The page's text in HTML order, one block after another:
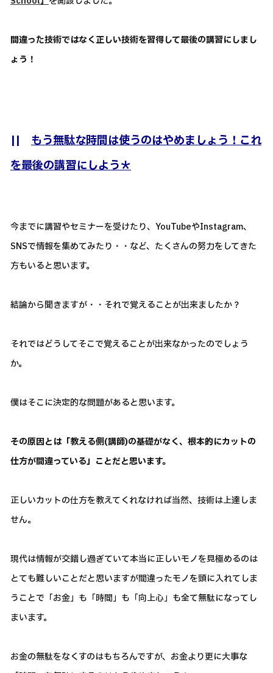
間違った技術ではなく正しい技術を習得して最後の講習にしまし
ょう！
|| もう無駄な時間は使うのはやめましょう！これ
を最後の講習にしよう＊
今までに講習やセミナーを受けたり、YouTubeやInstagram、
SNSで情報を集めてみたり・・など、たくさんの努力をしてきた
方もいると思います。
結論から聞きますが・・それで覚えることが出来ましたか？
それではどうしてそこで覚えることが出来なかったのでしょう
か。
僕はそこに決定的な問題があると思います。
その原因とは「教える側(講師)の基礎がなく、根本的にカットの
仕方が間違っている」ことだと思います。
正しいカットの仕方を教えてくれなければ当然、技術は上達しま
せん。
現代は情報が交錯し過ぎていて本当に正しいモノを見極めるのは
とても難しいことだと思いますが間違ったモノを頭に入れてしま
うことで「お金」も「時間」も「向上心」も全て無駄になってし
まいます。
お金の無駄をなくすのはもちろんですが、お金より更に大事な